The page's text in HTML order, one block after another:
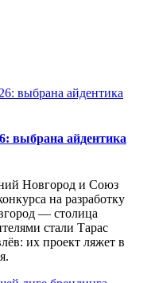
выбрана айдентика
Новгород и Союз
на разработку
— столица
стали Тарас
их проект ляжет в